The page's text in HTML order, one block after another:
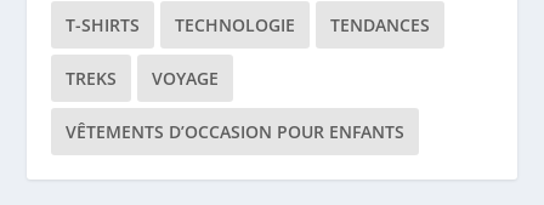
T-SHIRTS TECHNOLOGIE TENDANCES
TREKS VOYAGE
VÊTEMENTS D’OCCASION POUR ENFANTS